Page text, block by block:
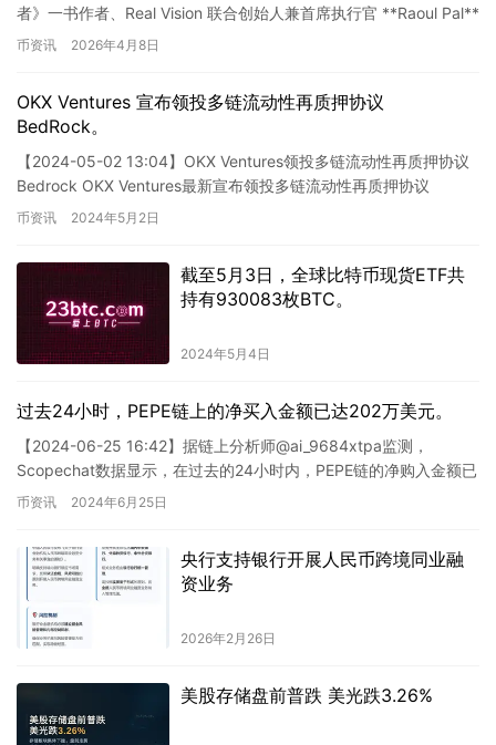
者》一书作者、Real Vision 联合创始人兼首席执行官 **Raoul Pal**
在社交媒体发…
币资讯 2026年4月8日
OKX Ventures 宣布领投多链流动性再质押协议
BedRock。
【2024-05-02 13:04】OKX Ventures领投多链流动性再质押协议
Bedrock OKX Ventures最新宣布领投多链流动性再质押协议
Bedrock。作为一款…
币资讯 2024年5月2日
截至5月3日，全球比特币现货ETF共
持有930083枚BTC。
2024年5月4日
过去24小时，PEPE链上的净买入金额已达202万美元。
【2024-06-25 16:42】据链上分析师@ai_9684xtpa监测，
Scopechat数据显示，在过去的24小时内，PEPE链的净购入金额已
达202万美元，比上周购入金额…
币资讯 2024年6月25日
央行支持银行开展人民币跨境同业融
资业务
2026年2月26日
美股存储盘前普跌 美光跌3.26%